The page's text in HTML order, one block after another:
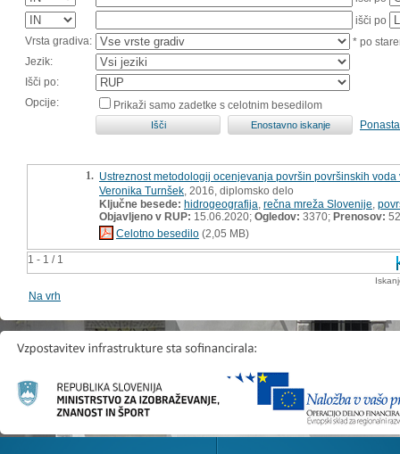
išči po
Vrsta gradiva:
* po
Jezik:
Išči po:
Opcije:
Prikaži samo zadetke s celotnim besedilom
1 - 1 / 1
1. Ustreznost metodologij ocenjevanja površin površinskih
Veronika Turnšek , 2016, diplomsko delo
Ključne besede: hidrogeografija rečna mreža Slovenije
Objavljeno v RUP: 15.06.2020; Ogledov: 3370; Prenosov: 52
Celotno besedilo (2,05 MB)
Na vrh